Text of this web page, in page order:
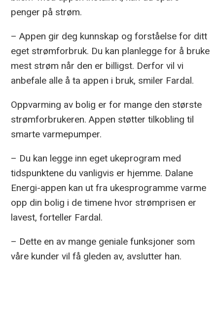
penger på strøm.
– Appen gir deg kunnskap og forståelse for ditt
eget strømforbruk. Du kan planlegge for å bruke
mest strøm når den er billigst. Derfor vil vi
anbefale alle å ta appen i bruk, smiler Fardal.
Oppvarming av bolig er for mange den største
strømforbrukeren. Appen støtter tilkobling til
smarte varmepumper.
– Du kan legge inn eget ukeprogram med
tidspunktene du vanligvis er hjemme. Dalane
Energi-appen kan ut fra ukesprogramme varme
opp din bolig i de timene hvor strømprisen er
lavest, forteller Fardal.
– Dette en av mange geniale funksjoner som
våre kunder vil få gleden av, avslutter han.